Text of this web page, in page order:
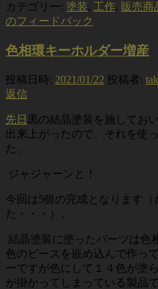
カテゴリー: 塗装, 工作, 販売商
のフィードバック
色相環キーホルダー増産
投稿日時: 2021/01/22 投稿者:
返信
先日 黒の結晶塗装を施してお
出来上がったので、それを使
た。
ジャジャーンと！
今回は5個の完成となります（
た・・・）。
結晶塗装に塗ったパーツは色
色のピースを嵌め込んで作っ
ーですが色にして１４色が塗
が掛かってしまっている製品で